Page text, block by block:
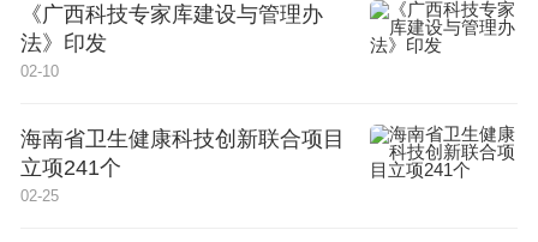
数在黑人和白人之间没有显著差异。但约翰斯·霍普
金斯大学医学院研究员Theodore（Jack）Iwashyna
“这是一个复杂的问题，FDA将继续从正在进行的临
《广西科技专家库建设与管理办
法》印发
02-10
海南省卫生健康科技创新联合项目
立项241个
02-25